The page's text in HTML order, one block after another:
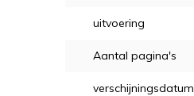
uitvoering
Aantal pagina's
verschijningsdatum